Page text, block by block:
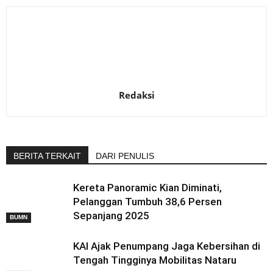
Redaksi
BERITA TERKAIT DARI PENULIS
BUMN
Kereta Panoramic Kian Diminati,
Pelanggan Tumbuh 38,6 Persen
Sepanjang 2025
KAI Ajak Penumpang Jaga Kebersihan di
Tengah Tingginya Mobilitas Nataru